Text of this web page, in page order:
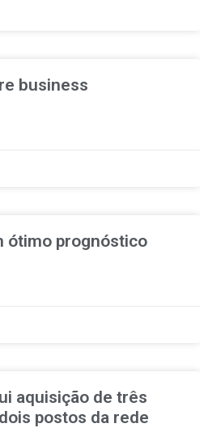
business
ótimo prognóstico
aquisição de três
postos da rede